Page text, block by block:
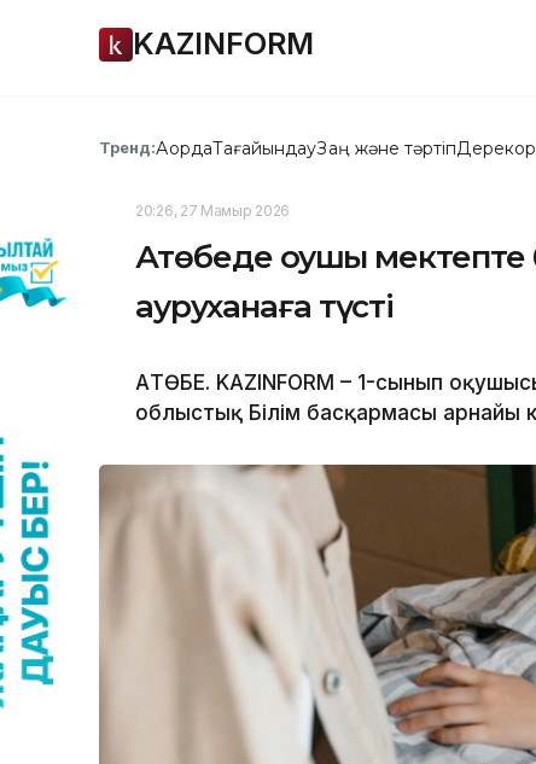
KAZINFORM
Тренд:АқордаТағайындауЗаң және тәртіпДерекқор
20:26, 27 Мамыр 2026
Ақтөбеде оқушы мектепте
ауруханаға түсті
АҚТӨБЕ. KAZINFORM – 1-сынып
облыстық Білім басқармасы арнайы